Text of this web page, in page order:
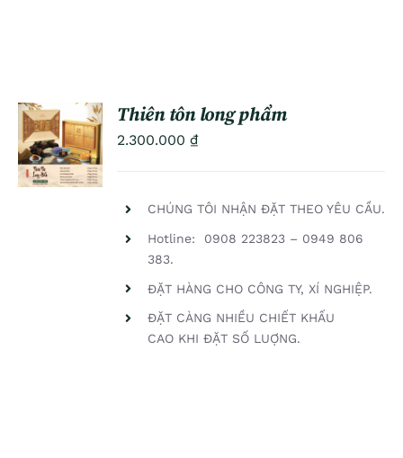
ADD TO
CART
/
DETAILS
Thiên tôn long phẩm
2.300.000₫
CHÚNG TÔI NHẬN ĐẶT THEO YÊU CẦU.
Hotline: 0908 223823 – 0949 806
383.
ĐẶT HÀNG CHO CÔNG TY, XÍ NGHIỆP.
ĐẶT CÀNG NHIỀU CHIẾT KHẤU
CAO KHI ĐẶT SỐ LUỢNG.